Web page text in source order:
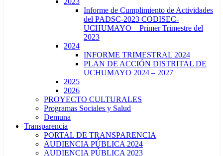
Informe de Cumplimiento de Actividades
del PADSC-2023 CODISEC-
UCHUMAYO – Primer Trimestre del
2023
2024
INFORME TRIMESTRAL 2024
PLAN DE ACCIÓN DISTRITAL DE
UCHUMAYO 2024 – 2027
2025
2026
PROYECTO CULTURALES
Programas Sociales y Salud
Demuna
Transparencia
PORTAL DE TRANSPARENCIA
AUDIENCIA PÚBLICA 2024
AUDIENCIA PÚBLICA 2023